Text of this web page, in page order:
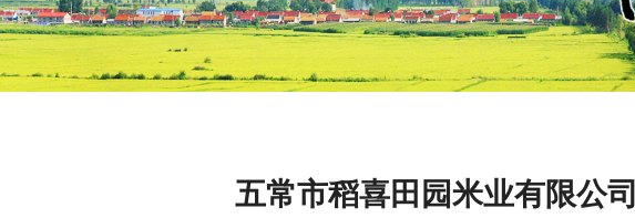
五常市稻喜田园米业有限公司